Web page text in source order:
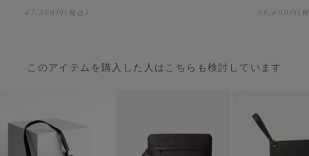
47,300円(税込) 39,600円(
このアイテムを購入した人はこちらも検討しています